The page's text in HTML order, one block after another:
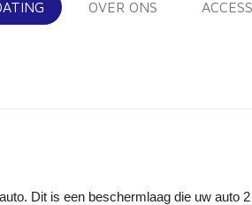
OVER ONS
Dit is een beschermlaag die uw auto 2